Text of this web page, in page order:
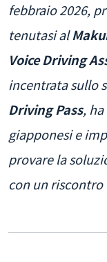
febbraio 2026,
tenutasi al
Voice Driving
incentrata sullo
Driving Pass,
giapponesi e
provare la
con un